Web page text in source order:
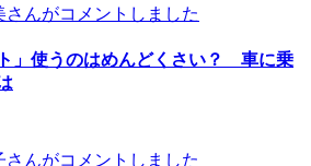
さんがコメントしました
ト」使うのはめんどくさい？ 車に乗
さんがコメントしました